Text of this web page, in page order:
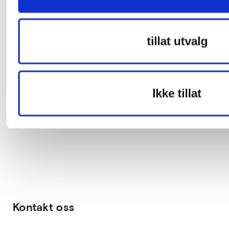
tillat utvalg
Ikke tillat
Meld deg på
Kontakt oss